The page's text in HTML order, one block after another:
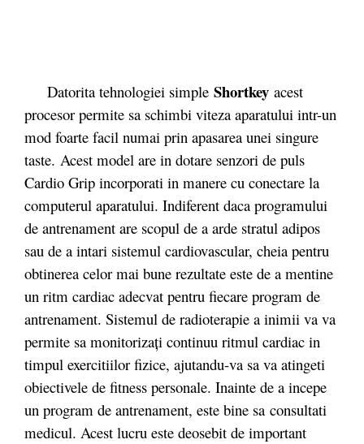
Datorita tehnologiei simple Shortkey acest
procesor permite sa schimbi viteza aparatului intr-un
mod foarte facil numai prin apasarea unei singure
taste. Acest model are in dotare senzori de puls
Cardio Grip incorporati in manere cu conectare la
computerul aparatului. Indiferent daca programului
de antrenament are scopul de a arde stratul adipos
sau de a intari sistemul cardiovascular, cheia pentru
obtinerea celor mai bune rezultate este de a mentine
un ritm cardiac adecvat pentru fiecare program de
antrenament. Sistemul de radioterapie a inimii va va
permite sa monitorizați continuu ritmul cardiac in
timpul exercitiilor fizice, ajutandu-va sa va atingeti
obiectivele de fitness personale. Inainte de a incepe
un program de antrenament, este bine sa consultati
medicul. Acest lucru este deosebit de important